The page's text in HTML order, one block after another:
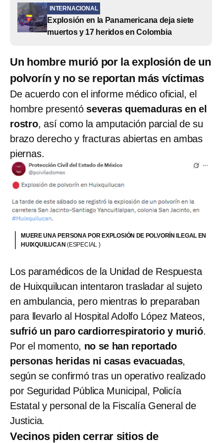
INTERNACIONAL
Explosión en la Panamericana deja siete
muertos y 17 heridos en Colombia
Un hombre murió por la explosión de un
polvorín y no se reportan más víctimas
De acuerdo con el informe médico oficial, el
hombre presentó severas quemaduras en el
rostro, así como la amputación parcial de su
brazo derecho y fracturas abiertas en ambas
piernas.
MUERE UNA PERSONA POR EXPLOSIÓN DE POLVORÍN ILEGAL EN
HUIXQUILUCAN(ESPECIAL )
Los paramédicos de la Unidad de Respuesta
de Huixquilucan intentaron trasladar al sujeto
en ambulancia, pero mientras lo preparaban
para llevarlo al Hospital Adolfo López Mateos,
sufrió un paro cardiorrespiratorio y murió.
Por el momento, no se han reportado
personas heridas ni casas evacuadas,
según se confirmó tras un operativo realizado
por Seguridad Pública Municipal, Policía
Estatal y personal de la Fiscalía General de
Justicia.
Vecinos piden cerrar sitios de